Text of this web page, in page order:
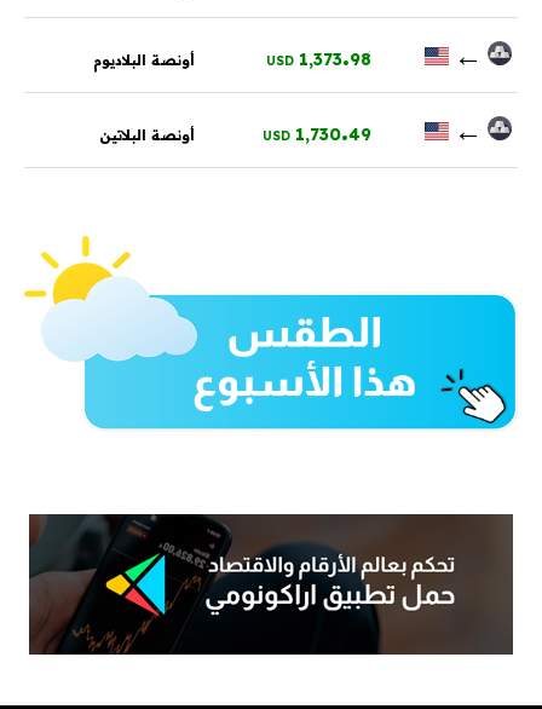
←
1,373.98
USD أونصة البلاديوم
←
1,730.49
USD أونصة البلاتين